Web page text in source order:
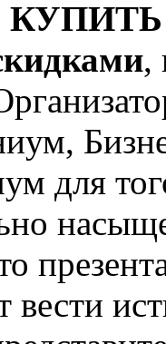
КУПИТЬ
,
для
вести